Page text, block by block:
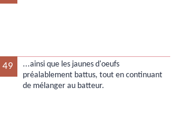
49
...ainsi que les jaunes d'oeufs
préalablement battus, tout en continuant
de mélanger au batteur.